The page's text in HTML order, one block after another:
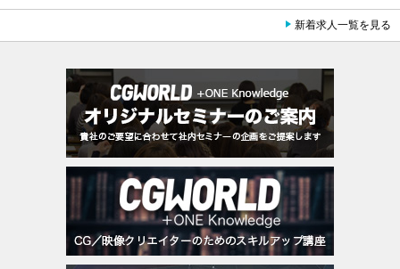
新着求人一覧を見る